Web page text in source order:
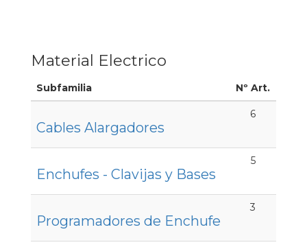
Material Electrico
Subfamilia Nº Art.
Cables Alargadores
6
Enchufes - Clavijas y Bases
5
Programadores de Enchufe
3